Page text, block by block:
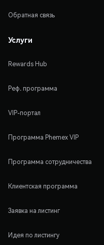
Обратная связь
Услуги
Rewards Hub
Реф. программа
VIP-портал
Программа Phemex VIP
Программа сотрудничества
Клиентская программа
Заявка на листинг
Идея по листингу